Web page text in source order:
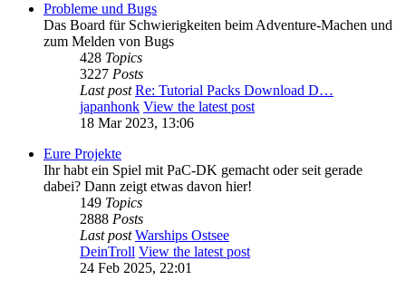
Probleme und Bugs
Das Board für Schwierigkeiten beim Adventure-Machen und
zum Melden von Bugs
428 Topics
3227 Posts
Last post Re: Tutorial Packs Download D…
japanhonk View the latest post
18 Mar 2023, 13:06
Eure Projekte
Ihr habt ein Spiel mit PaC-DK gemacht oder seit gerade
dabei? Dann zeigt etwas davon hier!
149 Topics
2888 Posts
Last post Warships Ostsee
DeinTroll View the latest post
24 Feb 2025, 22:01